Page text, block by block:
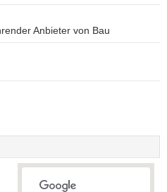
Anbieter von Bau